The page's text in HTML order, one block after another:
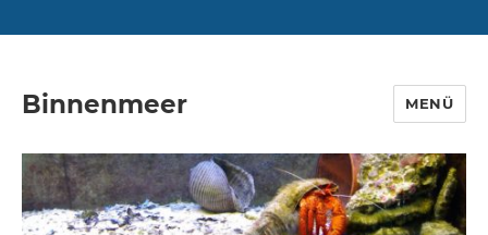
Binnenmeer MENÜ